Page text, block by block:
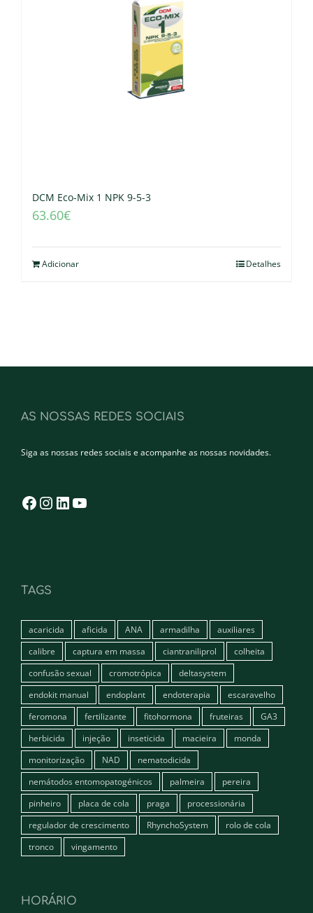
DCM Eco-Mix 1 NPK 9-5-3
63.60€
Adicionar Detalhes
AS NOSSAS REDES SOCIAIS
Siga as nossas redes sociais e acompanhe as nossas novidades.
Facebook
Instagram
LinkedIn
TAGS
acaricida aficida ANA armadilha
auxiliares
calibre
captura em massa ciantraniliprol
colheita
confusão sexual
cromotrópica
deltasystem
endokit manual
endoplant endoterapia
escaravelho
feromona
fertilizante fitohormona fruteiras
GA3
herbicida
injeção inseticida macieira
monda
monitorização
NAD
nematodicida
nemátodos entomopatogénicos
palmeira
pereira
pinheiro
placa de cola praga
processionária
regulador de crescimento
RhynchoSystem
rolo de cola
tronco
vingamento
HORÁRIO